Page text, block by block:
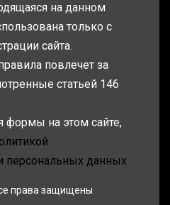
на данном
только с
сайта.
повлечет за
статьей 146
формы на этом сайте,
персональных данных
права защищены